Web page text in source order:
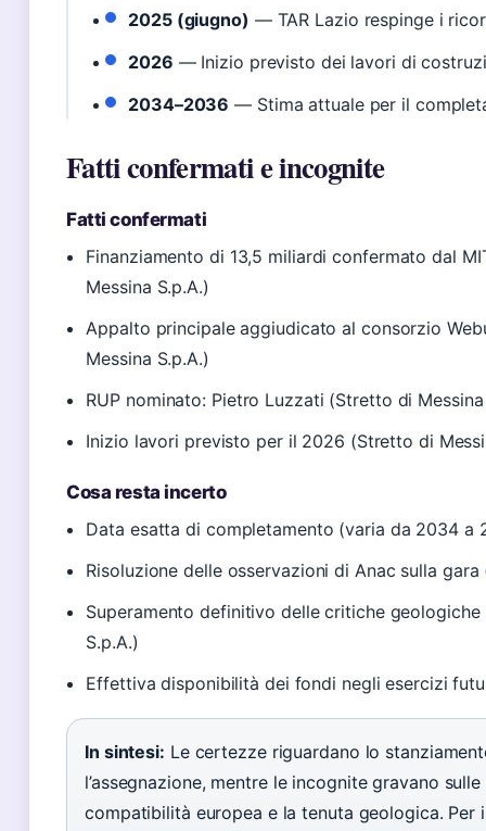
2025 (giugno) — TAR Lazio respinge i
2026 — Inizio previsto dei lavori di
2034–2036 — Stima attuale per il
Fatti confermati e incognite
Fatti confermati
Finanziamento di 13,5 miliardi confermato dal
Messina S.p.A.)
Appalto principale aggiudicato al consorzio
Messina S.p.A.)
RUP nominato: Pietro Luzzati (Stretto di Messina
Inizio lavori previsto per il 2026 (Stretto di
Cosa resta incerto
Data esatta di completamento (varia da 2034 a
Risoluzione delle osservazioni di Anac sulla
Superamento definitivo delle critiche
S.p.A.)
Effettiva disponibilità dei fondi negli esercizi
In sintesi: Le certezze riguardano lo
l’assegnazione, mentre le incognite gravano
compatibilità europea e la tenuta geologica. Per